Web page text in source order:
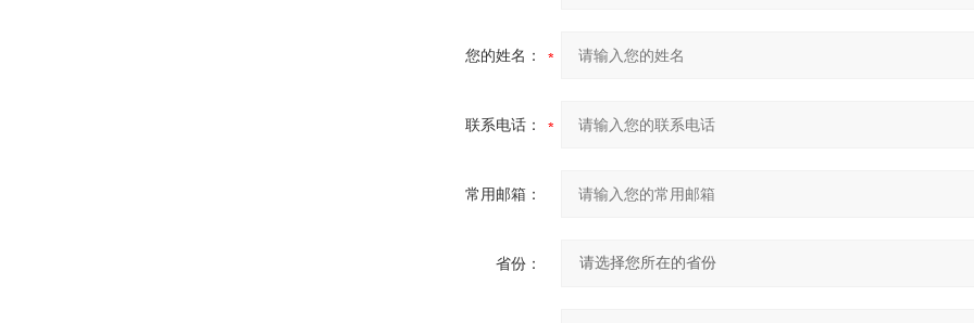
您的姓名：
联系电话：
常用邮箱：
省份：